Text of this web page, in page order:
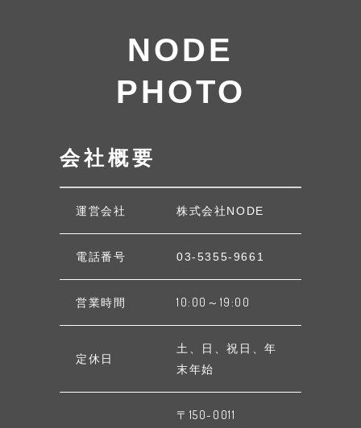
NODE
PHOTO
会社概要
運営会社 株式会社NODE
電話番号 03-5355-9661
営業時間 10:00～19:00
定休日
土、日、祝日、年
末年始
〒150-0011